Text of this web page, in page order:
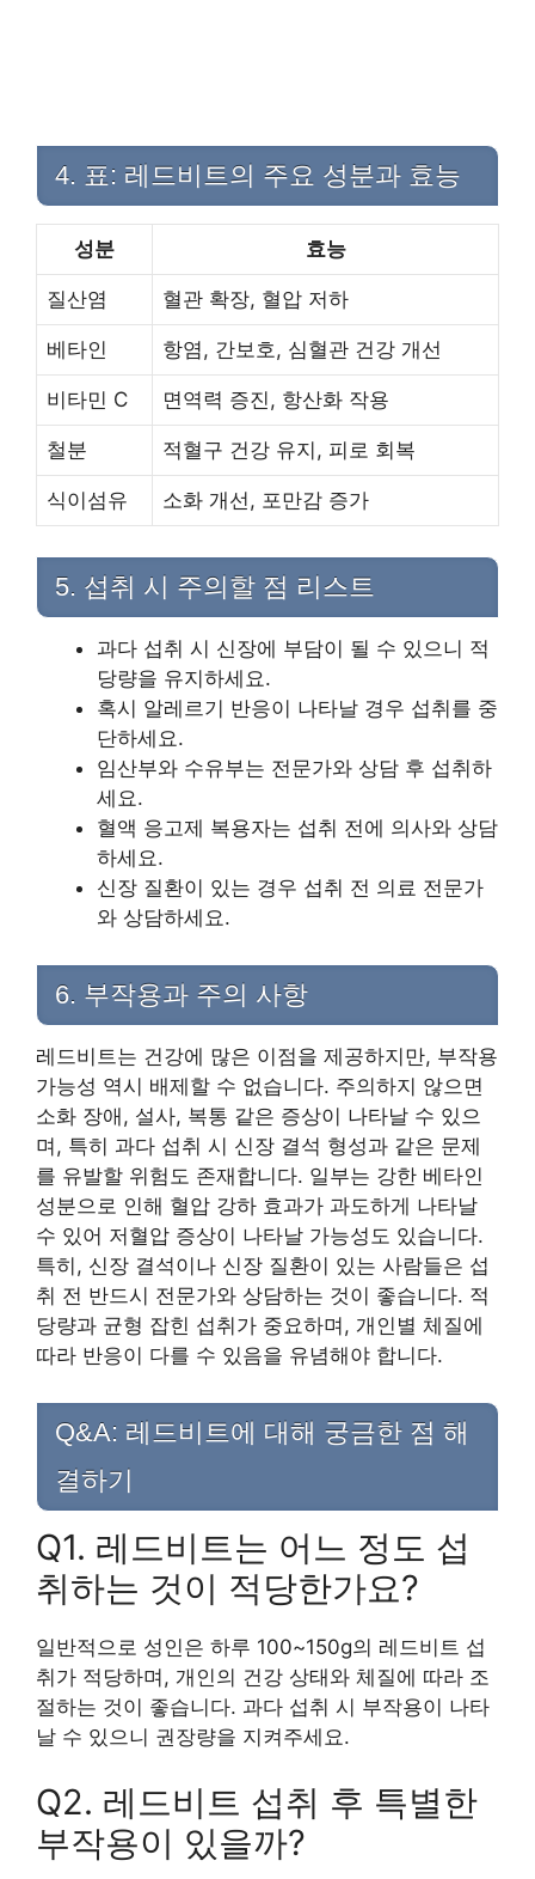
4. 표: 레드비트의 주요 성분과 효능
성분 효능
질산염 혈관 확장, 혈압 저하
베타인 항염, 간보호, 심혈관 건강 개선
비타민 C 면역력 증진, 항산화 작용
철분 적혈구 건강 유지, 피로 회복
식이섬유 소화 개선, 포만감 증가
5. 섭취 시 주의할 점 리스트
과다 섭취 시 신장에 부담이 될 수 있으니 적
당량을 유지하세요.
혹시 알레르기 반응이 나타날 경우 섭취를 중
단하세요.
임산부와 수유부는 전문가와 상담 후 섭취하
세요.
혈액 응고제 복용자는 섭취 전에 의사와 상담
하세요.
신장 질환이 있는 경우 섭취 전 의료 전문가
와 상담하세요.
6. 부작용과 주의 사항
레드비트는 건강에 많은 이점을 제공하지만, 부작용
가능성 역시 배제할 수 없습니다. 주의하지 않으면
소화 장애, 설사, 복통 같은 증상이 나타날 수 있으
며, 특히 과다 섭취 시 신장 결석 형성과 같은 문제
를 유발할 위험도 존재합니다. 일부는 강한 베타인
성분으로 인해 혈압 강하 효과가 과도하게 나타날
수 있어 저혈압 증상이 나타날 가능성도 있습니다.
특히, 신장 결석이나 신장 질환이 있는 사람들은 섭
취 전 반드시 전문가와 상담하는 것이 좋습니다. 적
당량과 균형 잡힌 섭취가 중요하며, 개인별 체질에
따라 반응이 다를 수 있음을 유념해야 합니다.
Q&A: 레드비트에 대해 궁금한 점 해
결하기
Q1. 레드비트는 어느 정도 섭
취하는 것이 적당한가요?
일반적으로 성인은 하루 100~150g의 레드비트 섭
취가 적당하며, 개인의 건강 상태와 체질에 따라 조
절하는 것이 좋습니다. 과다 섭취 시 부작용이 나타
날 수 있으니 권장량을 지켜주세요.
Q2. 레드비트 섭취 후 특별한
부작용이 있을까?